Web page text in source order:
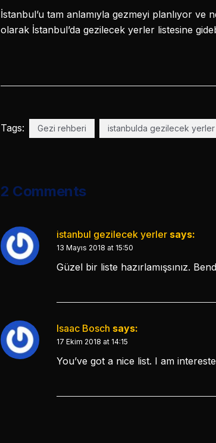
İstanbul’u tam anlamıyla gezmeyi planlıyor ve
olarak İstanbul’da gezilecek yerler listesine
Tags: Gezi rehberi istanbulda gezilecek yerler
2 Comments
istanbul gezilecek yerler says:
13 Mayıs 2018 at 15:50
Güzel bir liste hazırlamışsınız.
Isaac Bosch says:
17 Ekim 2018 at 14:15
You’ve got a nice list. I am